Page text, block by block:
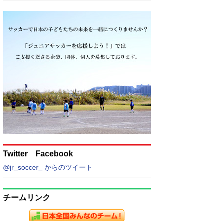
Twitter Facebook
@jr_soccer_ からのツイート
チームリンク